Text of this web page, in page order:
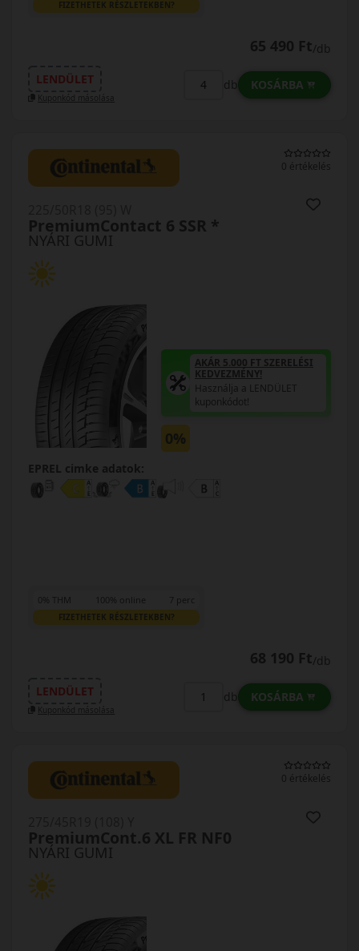
FIZETHETEK RÉSZLETEKBEN?
65 490 Ft/db
LENDÜLET
Kuponkód másolása
db KOSÁRBA
0 értékelés
NYÁRI GUMI
PremiumContact 6 SSR *
AKÁR 5.000 FT SZERELÉSI
KEDVEZMÉNY!
Használja a LENDÜLET
kuponkódot!
0%
EPREL cimke adatok:
0% THM 100% online 7 perc
FIZETHETEK RÉSZLETEKBEN?
68 190 Ft/db
LENDÜLET
Kuponkód másolása
db KOSÁRBA
0 értékelés
NYÁRI GUMI
PremiumCont.6 XL FR NF0